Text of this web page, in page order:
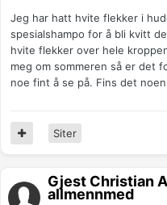
Jeg har hatt hvite flekker i
spesialshampo for å bli kvitt
hvite flekker over hele
meg om sommeren så er det
noe fint å se på. Fins det
Siter
Gjest Christian
allmennmed